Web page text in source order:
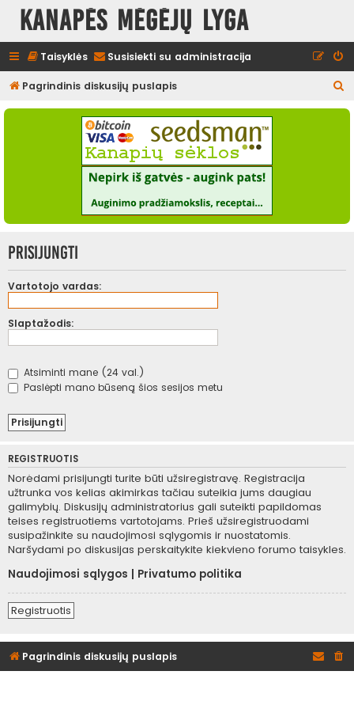
Kanapės mėgėjų lyga
Taisyklės Susisiekti su administracija
Pagrindinis diskusijų puslapis
e
Prisijungti
Vartotojo vardas:
Slaptažodis:
Atsiminti mane (24 val.)
Paslėpti mano būseną šios sesijos metu
REGISTRUOTIS
Norėdami prisijungti turite būti užsiregistravę. Registracija
užtrunka vos kelias akimirkas tačiau suteikia jums daugiau
galimybių. Diskusijų administratorius gali suteikti papildomas
teises registruotiems vartotojams. Prieš užsiregistruodami
susipažinkite su naudojimosi sąlygomis ir nuostatomis.
Naršydami po diskusijas perskaitykite kiekvieno forumo taisykles.
Naudojimosi sąlygos
Privatumo politika
Registruotis
Pagrindinis diskusijų puslapis